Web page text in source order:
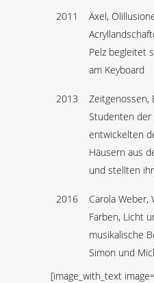
2011
Äxel,
Pelz begleitet
am Keyboard
2013
Zeitgenossen,
Studenten der
entwickelten
Häusern aus
und stellten
2016
Carola Weber,
Farben, Licht
musikalische
Simon und
[image_with_text